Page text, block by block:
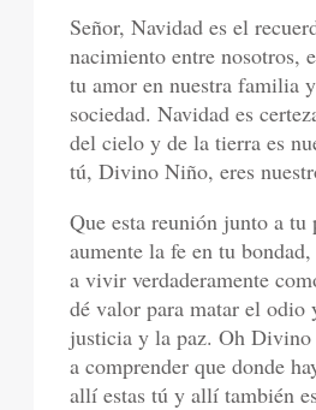
Señor, Navidad es el
nacimiento entre nosotros,
tu amor en nuestra familia
sociedad. Navidad es
del cielo y de la tierra es
tú, Divino Niño, eres
Que esta reunión junto a tu
aumente la fe en tu
a vivir verdaderamente
dé valor para matar el odio
justicia y la paz. Oh Divino
a comprender que donde
allí estas tú y allí también